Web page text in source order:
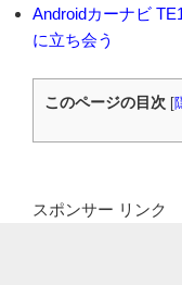
Androidカーナビ
に立ち会う
このページの目次 [
スポンサー リンク